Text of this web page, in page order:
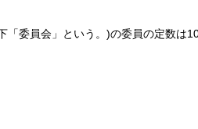
「委員会」という。)の委員の定数は